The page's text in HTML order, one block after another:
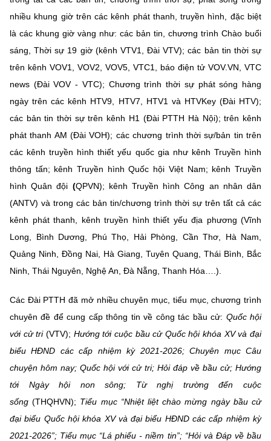
Điện thoại: 024 3936 9506
stc@mst.gov.vn
©2026 Bản quyền thuộc Bộ Khoa Học và Công Nghệ
(Ghi rõ nguồn "https://mst.gov.vn" khi phát hành lại thông tin từ
website này)
nhiều khung giờ trên các kênh phát thanh, truyền hình, đặc biệt
là các khung giờ vàng như: các bản tin, chương trình Chào buổi
sáng, Thời sự 19 giờ (kênh VTV1, Đài VTV); các bản tin thời sự
trên kênh VOV1, VOV2, VOV5, VTC1, báo điện tử VOV.VN, VTC
news (Đài VOV - VTC); Chương trình thời sự phát sóng hàng
ngày trên các kênh HTV9, HTV7, HTV1 và HTVKey (Đài HTV);
các bản tin thời sự trên kênh H1 (Đài PTTH Hà Nội); trên kênh
phát thanh AM (Đài VOH); các chương trình thời sự/bản tin trên
các kênh truyền hình thiết yếu quốc gia như kênh Truyền hình
thông tấn; kênh Truyền hình Quốc hội Việt Nam; kênh Truyền
hình Quân đội (QPVN); kênh Truyền hình Công an nhân dân
(ANTV) và trong các bản tin/chương trình thời sự trên tất cả các
kênh phát thanh, kênh truyền hình thiết yếu địa phương (Vĩnh
Long, Bình Dương, Phú Thọ, Hải Phòng, Cần Thơ, Hà Nam,
Quảng Ninh, Đồng Nai, Hà Giang, Tuyên Quang, Thái Bình, Bắc
Ninh, Thái Nguyên, Nghệ An, Đà Nẵng, Thanh Hóa….).
Các Đài PTTH đã mở nhiều chuyên mục, tiểu mục, chương trình
chuyên đề để cung cấp thông tin về công tác bầu cử: Quốc hội
với cử tri(VTV); Hướng tới cuộc bầu cử Quốc hội khóa XV và đại
biểu HĐND các cấp nhiệm kỳ 2021-2026; Chuyên mục Câu
chuyện hôm nay; Quốc hội với cử tri; Hỏi đáp về bầu cử; Hướng
tới Ngày hội non sông; Từ nghị trường đến cuộc
sống(THQHVN); Tiểu mục “Nhiệt liệt chào mừng ngày bầu cử
đại biểu Quốc hội khóa XV và đại biểu HĐND các cấp nhiệm kỳ
2021-2026”; Tiểu mục “Lá phiếu - niềm tin”; “Hỏi và Đáp về bầu